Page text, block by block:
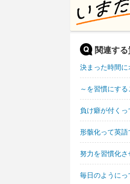
関連す
決まった時間
～を習慣にす
負け癖が付く
形骸化って英語
努力を習慣化
毎日のように